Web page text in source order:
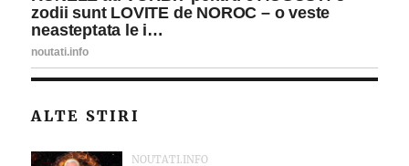
ALTE STIRI
NOUTATI.INFO